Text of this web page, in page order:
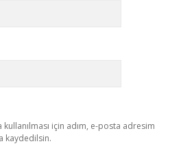
için adım, e-posta adresim
kaydedilsin.